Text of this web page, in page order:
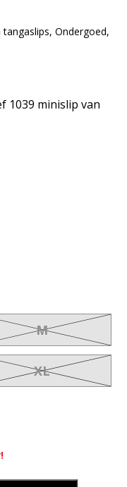
tangaslips,Ondergoed,
1039 minislip van
M
XL